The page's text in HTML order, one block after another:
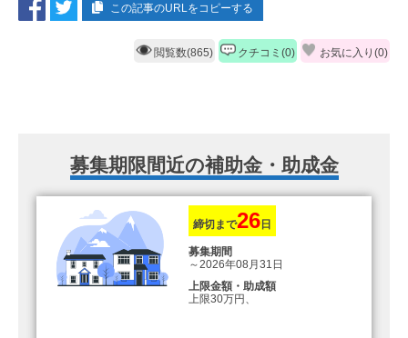
この記事のURLをコピーする
閲覧数(865) クチコミ(0) お気に入り(0)
募集期限間近の補助金・助成金
締切まで26 日
募集期間
～2026年08月31日
上限金額・助成額
上限30万円、